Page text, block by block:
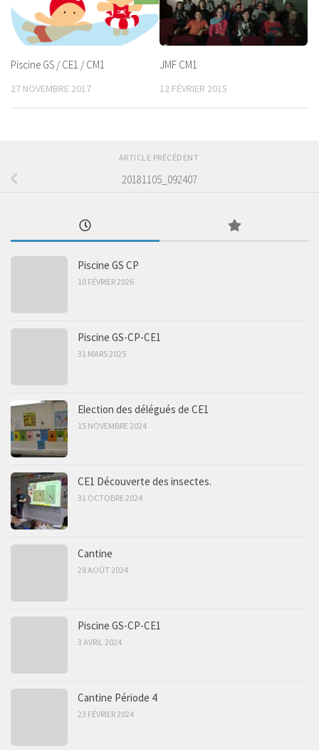
Piscine GS / CE1 / CM1
27 NOVEMBRE 2017
JMF CM1
12 FÉVRIER 2015
ARTICLE PRÉCÉDENT
20181105_092407
Piscine GS CP
10 FÉVRIER 2026
Piscine GS-CP-CE1
31 MARS 2025
Election des délégués de CE1
15 NOVEMBRE 2024
CE1 Découverte des insectes.
31 OCTOBRE 2024
Cantine
28 AOÛT 2024
Piscine GS-CP-CE1
3 AVRIL 2024
Cantine Période 4
23 FÉVRIER 2024